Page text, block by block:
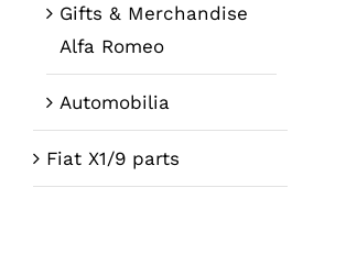
Gifts & Merchandise
Alfa Romeo
Automobilia
Fiat X1/9 parts